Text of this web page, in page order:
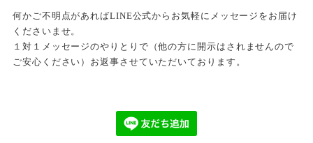
何かご不明点があればLINE公式からお気軽にメッセージをお届け
くださいませ。
１対１メッセージのやりとりで（他の方に開示はされませんので
ご安心ください）お返事させていただいております。